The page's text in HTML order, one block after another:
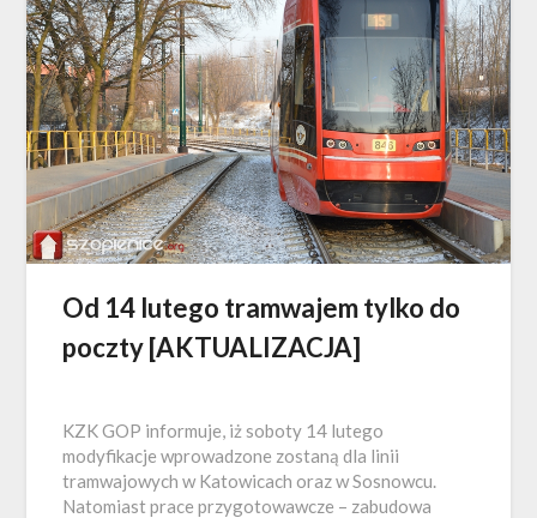
Od 14 lutego tramwajem tylko do
poczty [AKTUALIZACJA]
KZK GOP informuje, iż soboty 14 lutego
modyfikacje wprowadzone zostaną dla linii
tramwajowych w Katowicach oraz w Sosnowcu.
Natomiast prace przygotowawcze – zabudowa